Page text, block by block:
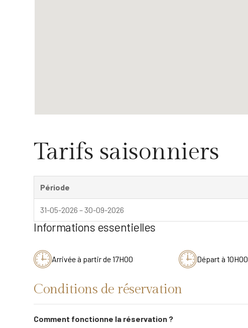
Tarifs saisonniers
Période
31-05-2026 – 30-09-2026
Informations essentielles
Arrivée à partir de 17H00 Départ à 10H00
Conditions de réservation
Comment fonctionne la réservation ?